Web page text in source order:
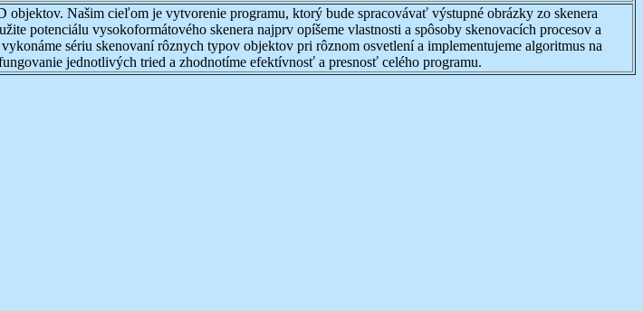
Našim cieľom je vytvorenie programu, ktorý bude spracovávať výstupné obrázky zo skenera
potenciálu vysokoformátového skenera najprv opíšeme vlastnosti a spôsoby skenovacích procesov a
sériu skenovaní rôznych typov objektov pri rôznom osvetlení a implementujeme algoritmus na
jednotlivých tried a zhodnotíme efektívnosť a presnosť celého programu.